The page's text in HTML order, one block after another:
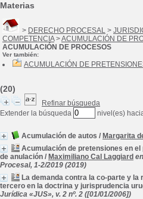
Materias
> DERECHO PROCESAL >
COMPETENCIA>ACUMULACIÓN DE
ACUMULACIÓN DE PROCESOS
Ver también:
ACUMULACIÓN DE
(20)
Refinar búsqueda
Extender la búsqueda
nivel(es)
Acumulación de autos / Margarita
Acumulación de pretensiones en
de anulación / Maximiliano Cal Laggiard
Procesal, 1-2/2019 (2019)
La demanda contra la co-parte y
tercero en la doctrina y jurisprudencia
Jurídica «JUS», v. 2 nº. 2 ([01/01/2006])